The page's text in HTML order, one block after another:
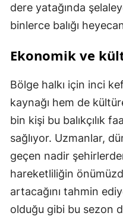
dere yatağında
binlerce balığı
Ekonomik ve
Bölge halkı için inci
kaynağı hem de
bin kişi bu balıkçılık
sağlıyor. Uzmanlar,
geçen nadir
hareketliliğin
artacağını tahmin
olduğu gibi bu sezon